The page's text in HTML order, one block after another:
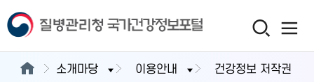
소개마당 이용안내 건강정보 저작권